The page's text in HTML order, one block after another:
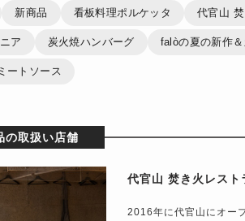
新商品 看板料理ポルケッタ 代官山
ア 炭火焼ハンバーグ falòの夏の新作
ートソース
の取扱い店舗
代官山 焚き火レスト
2016年に代官山にオー